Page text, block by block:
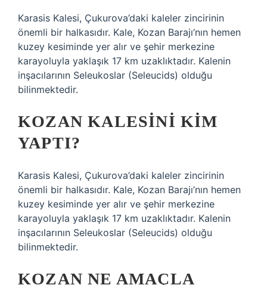
Karasis Kalesi, Çukurova’daki kaleler zincirinin
önemli bir halkasıdır. Kale, Kozan Barajı’nın hemen
kuzey kesiminde yer alır ve şehir merkezine
karayoluyla yaklaşık 17 km uzaklıktadır. Kalenin
inşacılarının Seleukoslar (Seleucids) olduğu
bilinmektedir.
KOZAN KALESINI KIM
YAPTI?
Karasis Kalesi, Çukurova’daki kaleler zincirinin
önemli bir halkasıdır. Kale, Kozan Barajı’nın hemen
kuzey kesiminde yer alır ve şehir merkezine
karayoluyla yaklaşık 17 km uzaklıktadır. Kalenin
inşacılarının Seleukoslar (Seleucids) olduğu
bilinmektedir.
KOZAN NE AMAÇLA